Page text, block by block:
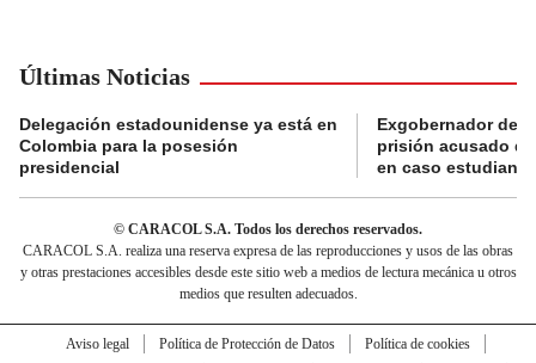
Últimas Noticias
Delegación estadounidense ya está en
Colombia para la posesión
presidencial
Exgobernador de
prisión acusado
en caso
© CARACOL S.A. Todos los derechos reservados.
CARACOL S.A. realiza una reserva expresa de las reproducciones y usos de las obras
y otras prestaciones accesibles desde este sitio web a medios de lectura mecánica u otros
medios que resulten adecuados.
Aviso legal Política de Protección de Datos
Política de cookies